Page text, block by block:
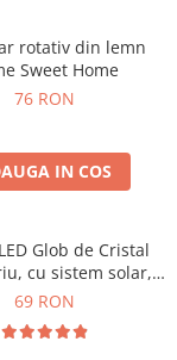
rotativ din lemn
Sweet Home
76 RON
IN COS
Glob de Cristal
cu sistem solar,
captivant
69 RON